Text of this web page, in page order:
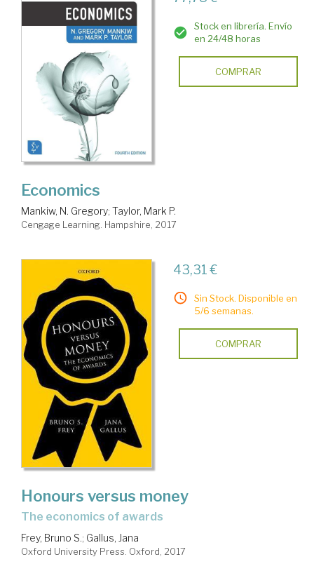
Stock en librería. Envío
en 24/48 horas
COMPRAR
Economics
Mankiw, N. Gregory; Taylor, Mark P.
Cengage Learning. Hampshire, 2017
43,31 €
Sin Stock. Disponible en
5/6 semanas.
COMPRAR
Honours versus money
the economics of awards
Frey, Bruno S.; Gallus, Jana
Oxford University Press. Oxford, 2017